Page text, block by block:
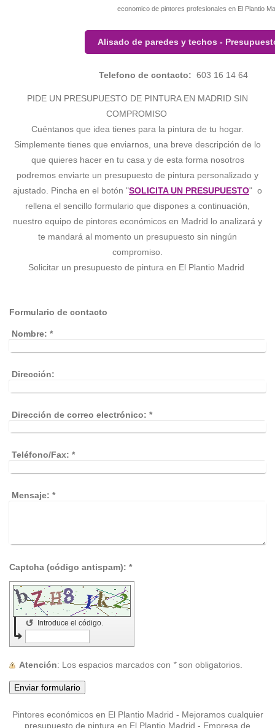
economico de pintores profesionales en El Plantio
Alisado de paredes y techos -
Telefono de contacto: 603 16 14 64
PIDE UN PRESUPUESTO DE PINTURA EN MADRID SIN
COMPROMISO
Cuéntanos que idea tienes para la pintura de tu hogar.
Simplemente tienes que enviarnos, una breve descripción de lo
que quieres hacer en tu casa y de esta forma nosotros
podremos enviarte un presupuesto de pintura personalizado y
ajustado. Pincha en el botón "SOLICITA UN PRESUPUESTO" o
rellena el sencillo formulario que dispones a continuación,
nuestro equipo de pintores económicos en Madrid lo analizará y
te mandará al momento un presupuesto sin ningún
compromiso.
Solicitar un presupuesto de pintura en El Plantio Madrid
Formulario de contacto
Nombre: *
Dirección:
Dirección de correo electrónico: *
Teléfono/Fax: *
Mensaje: *
Captcha (código antispam): *
Introduce el código.
↺
Atención : Los espacios marcados con *son obligatorios.
Pintores económicos en El Plantio Madrid - Mejoramos cualquier
presupuesto de pintura en El Plantio Madrid - Empresa de